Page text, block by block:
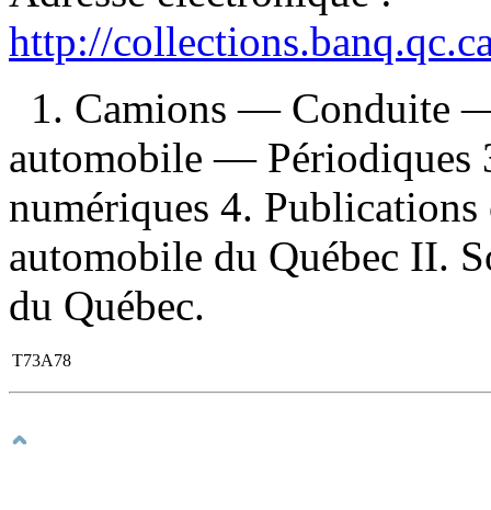
http://
1. Camions — Conduite
automobile — Périodiques
numériques 4.
automobile du Québec II.
du Québec.
T73A78